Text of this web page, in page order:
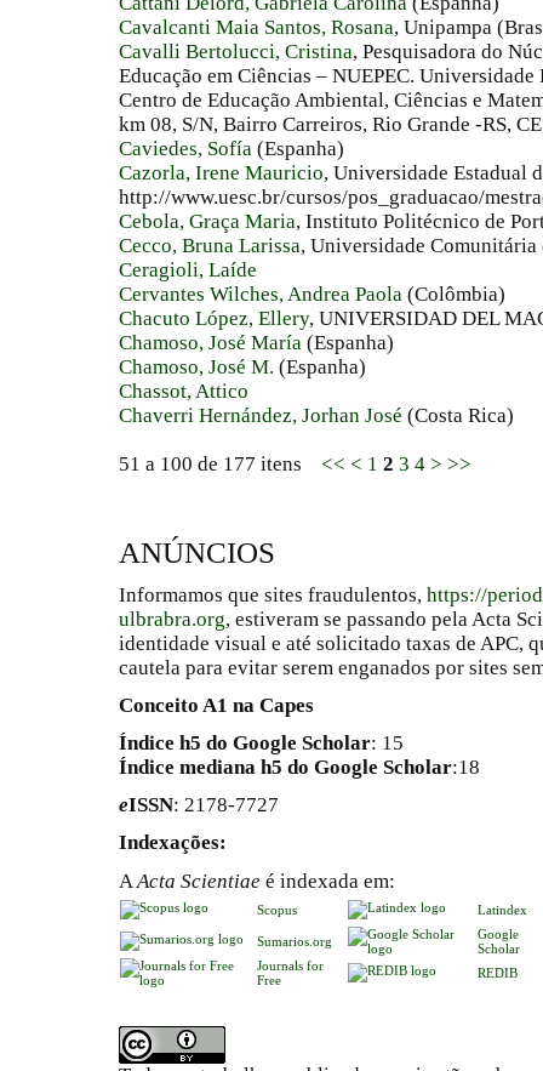
Cavalcanti Maia Santos, Rosana, Unipampa
Cavalli Bertolucci, Cristina, Pesquisadora do
Educação em Ciências – NUEPEC.
Centro de Educação Ambiental, Ciências e
km 08, S/N, Bairro Carreiros, Rio Grande -RS,
Caviedes, Sofía (Espanha)
Cazorla, Irene Mauricio, Universidade Estadual
http://www.uesc.br/cursos/pos_graduacao/
Cebola, Graça Maria, Instituto Politécnico de
Cecco, Bruna Larissa, Universidade
Ceragioli, Laíde
Cervantes Wilches, Andrea Paola (Colômbia)
Chacuto López, Ellery, UNIVERSIDAD DEL
Chamoso, José María (Espanha)
Chamoso, José M. (Espanha)
Chassot, Attico
Chaverri Hernández, Jorhan José (Costa Rica)
51 a 100 de 177 itens << < 1 2 3 4 > >>
ANÚNCIOS
Informamos que sites fraudulentos, https://
ulbrabra.org, estiveram se passando pela Acta
identidade visual e até solicitado taxas de APC,
cautela para evitar serem enganados por sites
Conceito A1 na Capes
Índice h5 do Google Scholar: 15
Índice mediana h5 do Google Scholar:18
eISSN: 2178-7727
Indexações:
A Acta Scientiae é indexada em:
Scopus Latindex
Sumarios.org
Google
Scholar
Journals for
Free
REDIB